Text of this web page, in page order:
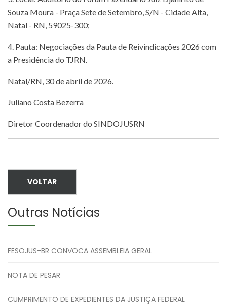
Souza Moura - Praça Sete de Setembro, S/N - Cidade Alta,
Natal - RN, 59025-300;
4. Pauta: Negociações da Pauta de Reivindicações 2026 com
a Presidência do TJRN.
Natal/RN, 30 de abril de 2026.
Juliano Costa Bezerra
Diretor Coordenador do SINDOJUSRN
VOLTAR
Outras Notícias
FESOJUS-BR CONVOCA ASSEMBLEIA GERAL
NOTA DE PESAR
CUMPRIMENTO DE EXPEDIENTES DA JUSTIÇA FEDERAL